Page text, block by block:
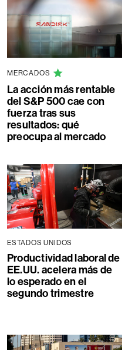
MERCADOS
La acción más rentable
del S&P 500 cae con
fuerza tras sus
resultados: qué
preocupa al mercado
ESTADOS UNIDOS
Productividad laboral de
EE.UU. acelera más de
lo esperado en el
segundo trimestre